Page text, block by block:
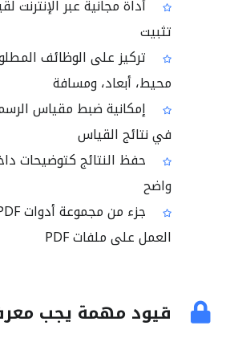
تثبيت
تركيز على الوظائف
محيط، أبعاد، ومسافة
إمكانية ضبط مقياس
في نتائج القياس
واضح
العمل على ملفات PDF
قيود مهمة يجب